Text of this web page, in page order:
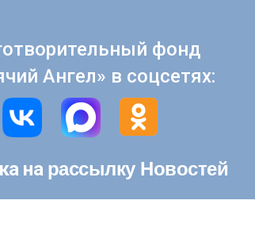
фонд
Ангел» в соцсетях:
на рассылку Новостей